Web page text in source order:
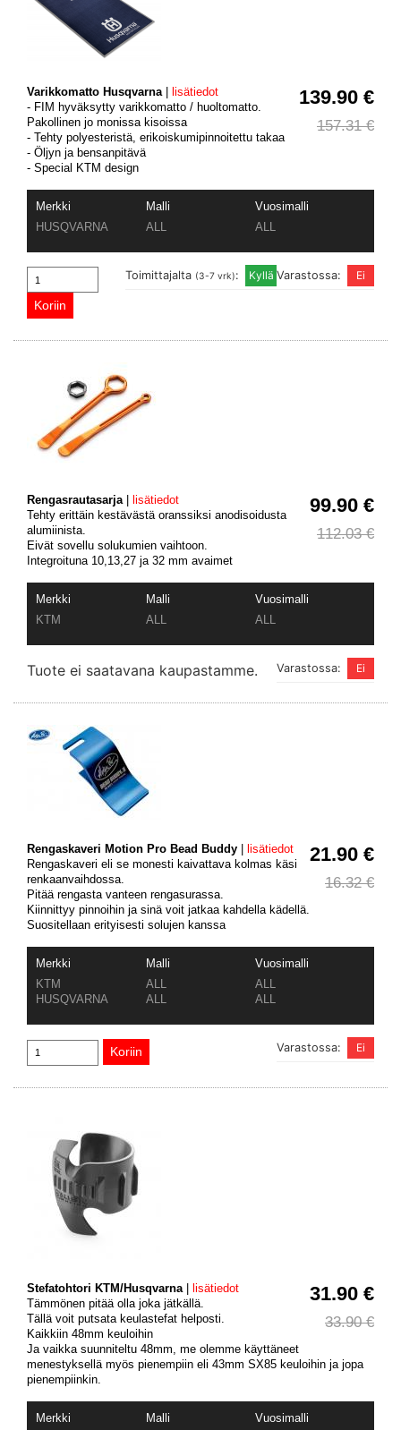
139.90 €
157.31 €
Varikkomatto Husqvarna|
lisätiedot
- FIM hyväksytty varikkomatto / huoltomatto.
Pakollinen jo monissa kisoissa
- Tehty polyesteristä, erikoiskumipinnoitettu takaa
- Öljyn ja bensanpitävä
- Special KTM design
Merkki Malli
Vuosimalli
HUSQVARNA
ALL ALL
Varastossa:
Toimittajalta (3-7 vrk):
99.90 €
112.03 €
Rengasrautasarja|
lisätiedot
Tehty erittäin kestävästä oranssiksi anodisoidusta
alumiinista.
Eivät sovellu solukumien vaihtoon.
Integroituna 10,13,27 ja 32 mm avaimet
Merkki Malli
Vuosimalli
KTM
ALL ALL
Varastossa:
Tuote ei saatavana kaupastamme.
21.90 €
16.32 €
Rengaskaveri Motion Pro Bead Buddy
lisätiedot
Rengaskaveri eli se monesti kaivattava kolmas käsi
renkaanvaihdossa.
Pitää rengasta vanteen rengasurassa.
Kiinnittyy pinnoihin ja sinä voit jatkaa kahdella kädellä.
Suositellaan erityisesti solujen kanssa
Merkki Malli
Vuosimalli
KTM
ALL
ALL
HUSQVARNA
ALL ALL
Varastossa:
31.90 €
33.90 €
Stefatohtori KTM/Husqvarna | lisätiedot
Tämmönen pitää olla joka jätkällä.
Tällä voit putsata keulastefat helposti.
Kaikkiin 48mm keuloihin
Ja vaikka suunniteltu 48mm, me olemme käyttäneet
menestyksellä myös pienempiin eli 43mm SX85 keuloihin ja jopa
pienempiinkin.
Merkki Malli
Vuosimalli